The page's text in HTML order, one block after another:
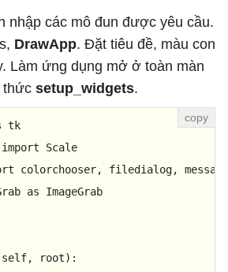
nhập các mô đun được yêu cầu.
DrawApp. Đặt tiêu đề, màu con
Làm ứng dụng mở ở toàn màn
thức setup_widgets.
import
as ImageGrab
self, root):